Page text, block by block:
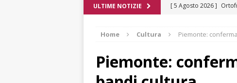
ULTIME NOTIZIE [ 5 Agosto 2026 ]
[ 5 Agosto 2026 ] Aib
ALTRE NOTIZIE
Home Cultura Piemonte:
Piemonte: